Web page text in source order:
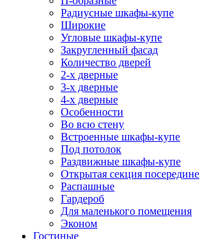
Радиусные шкафы-купе
Широкие
Угловые шкафы-купе
Закругленный фасад
Количество дверей
2-х дверные
3-х дверные
4-х дверные
Особенности
Во всю стену
Встроенные шкафы-купе
Под потолок
Раздвижные шкафы-купе
Открытая секция посередине
Распашные
Гардероб
Для маленького помещения
Эконом
Гостиные